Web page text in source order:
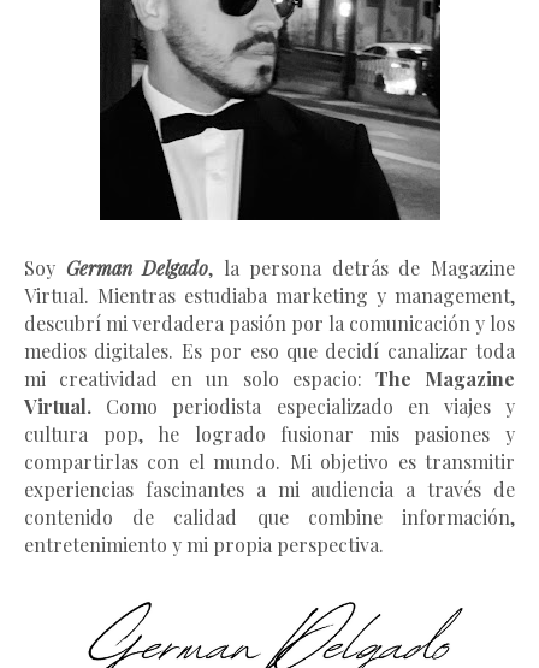
Soy German Delgado, la persona detrás de Magazine
Virtual. Mientras estudiaba marketing y management,
descubrí mi verdadera pasión por la comunicación y los
medios digitales. Es por eso que decidí canalizar toda
mi creatividad en un solo espacio: The Magazine
Virtual. Como periodista especializado en viajes y
cultura pop, he logrado fusionar mis pasiones y
compartirlas con el mundo. Mi objetivo es transmitir
experiencias fascinantes a mi audiencia a través de
contenido de calidad que combine información,
entretenimiento y mi propia perspectiva.